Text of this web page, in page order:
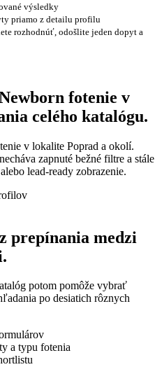
výsledky
priamo z detailu profilu
rozhodnúť, odošlite jeden dopyt a
fotenie v
celého katalógu.
v lokalite Poprad a okolí.
zapnuté bežné filtre a stále
lead-ready zobrazenie.
prepínania medzi
potom pomôže vybrať
po desiatich rôznych
a typu fotenia